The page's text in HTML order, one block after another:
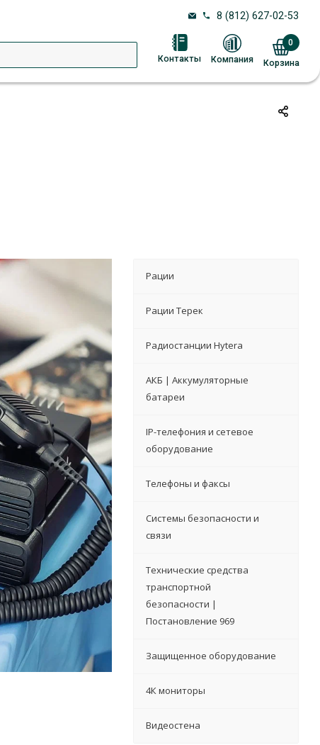
8 (812) 627-02-53
Контакты Компания Корзина
0
Рации
Рации Терек
Радиостанции Hytera
АКБ | Аккумуляторные
батареи
IP-телефония и сетевое
оборудование
Телефоны и факсы
Системы безопасности и
связи
Технические средства
транспортной
безопасности |
Постановление 969
Защищенное оборудование
4К мониторы
Видеостена